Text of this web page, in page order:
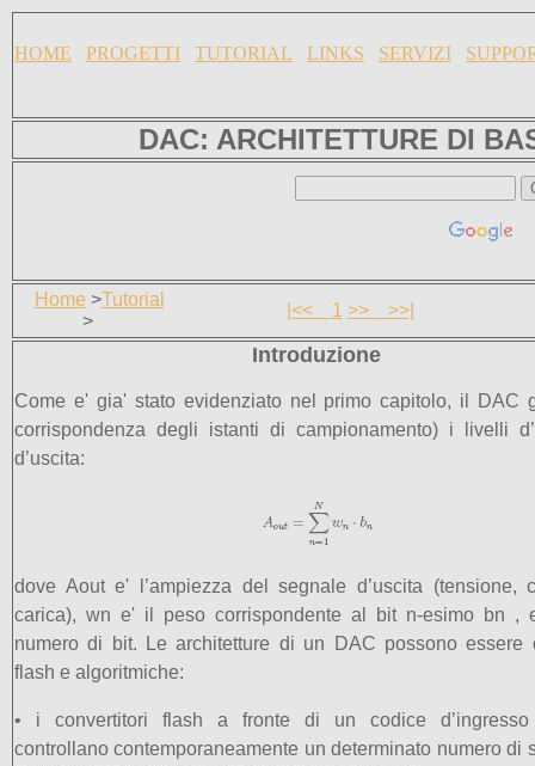
HOME PROGETTI TUTORIAL LINKS SERVIZI
DAC: ARCHITETTURE DI
Home >Tutorial
>
|<< 1 >> >>|
Introduzione
Come e' gia' stato evidenziato nel primo capitolo, il DAC
corrispondenza degli istanti di campionamento) i livelli
d’uscita:
dove Aout e' l’ampiezza del segnale d’uscita (tensione,
carica), wn e' il peso corrispondente al bit n-esimo bn ,
numero di bit. Le architetture di un DAC possono essere
flash e algoritmiche:
• i convertitori flash a fronte di un codice d’ingresso
controllano contemporaneamente un determinato numero di